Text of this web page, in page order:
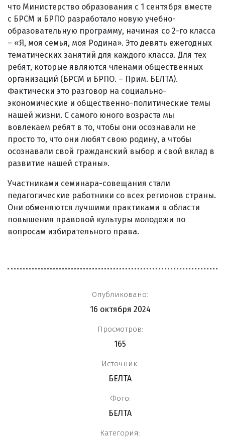
что Министерство образования с 1 сентября вместе
с БРСМ и БРПО разработало новую учебно-
образовательную программу, начиная со 2-го класса
– «Я, моя семья, моя Родина». Это девять ежегодных
тематических занятий для каждого класса. Для тех
ребят, которые являются членами общественных
организаций (БРСМ и БРПО. – Прим. БЕЛТА).
Фактически это разговор на социально-
экономические и общественно-политические темы
нашей жизни. С самого юного возраста мы
вовлекаем ребят в то, чтобы они осознавали не
просто то, что они любят свою родину, а чтобы
осознавали свой гражданский выбор и свой вклад в
развитие нашей страны».
Участниками семинара-совещания стали
педагогические работники со всех регионов страны.
Они обменяются лучшими практиками в области
повышения правовой культуры молодежи по
вопросам избирательного права.
Опубликовано:
16 октября 2024
Просмотров:
165
Источник:
БЕЛТА
Фото:
БЕЛТА
Категория: